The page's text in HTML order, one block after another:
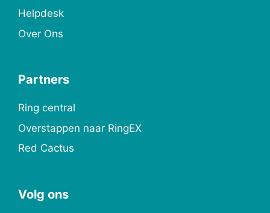
Helpdesk
Over Ons
Partners
Ring central
Overstappen naar RingEX
Red Cactus
Volg ons